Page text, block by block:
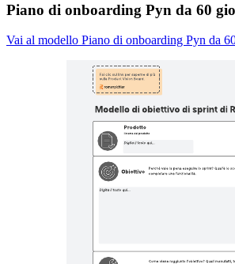
Piano di onboarding Pyn da 60
Vai al modello Piano di onboarding Pyn da